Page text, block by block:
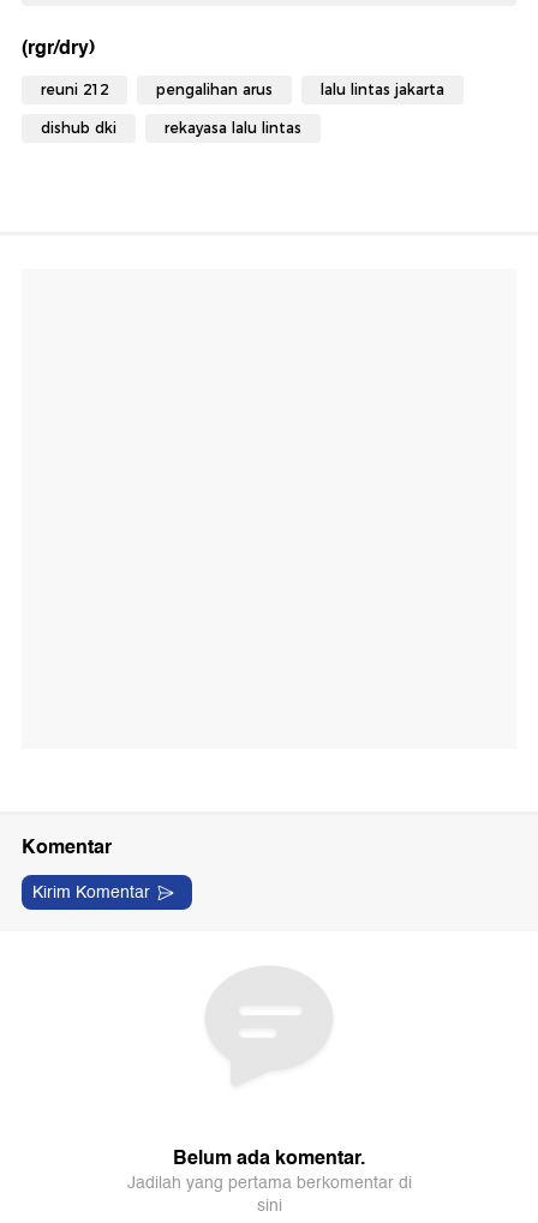
(rgr/dry)
reuni 212 pengalihan arus lalu lintas jakarta
dishub dki rekayasa lalu lintas